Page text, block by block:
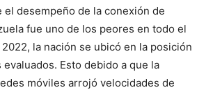
el desempeño de la conexión de
fue uno de los peores en todo el
la nación se ubicó en la posición
evaluados. Esto debido a que la
móviles arrojó velocidades de